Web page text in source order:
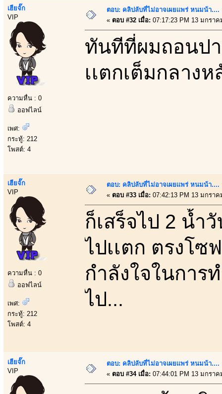
เฮียจั๊ก
VIP
ความหื่น : 0
ออฟไลน์
เพศ:
กระทู้: 212
โพสต์: 4
ตอบ: คลิปลับที่ไม่อาจเผยเเพร่ หนมน้า
« ตอบ #32 เมื่อ: 07:17:23 PM 13 มกราค
ทันทีที่ผมถอนป
เเตกเต็มกลาง
เฮียจั๊ก
VIP
ความหื่น : 0
ออฟไลน์
เพศ:
กระทู้: 212
โพสต์: 4
ตอบ: คลิปลับที่ไม่อาจเผยเเพร่ หนมน้า
« ตอบ #33 เมื่อ: 07:42:13 PM 13 มกราค
ก็เสร็จไป 2 น้ำ
ไปเเตก ตรงโซ
กำลังใจในการ
ไป...
เฮียจั๊ก
VIP
ตอบ: คลิปลับที่ไม่อาจเผยเเพร่ หนมน้า
« ตอบ #34 เมื่อ: 07:44:01 PM 13 มกราค